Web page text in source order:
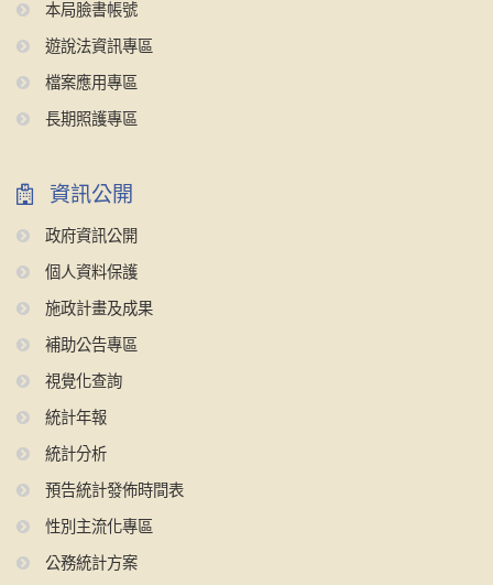
本局臉書帳號
遊說法資訊專區
檔案應用專區
長期照護專區
資訊公開
政府資訊公開
個人資料保護
施政計畫及成果
補助公告專區
視覺化查詢
統計年報
統計分析
預告統計發佈時間表
性別主流化專區
公務統計方案